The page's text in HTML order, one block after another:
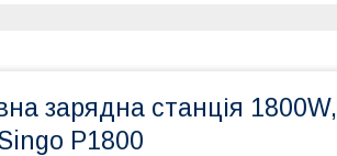
зарядна станція 1800W,
P1800